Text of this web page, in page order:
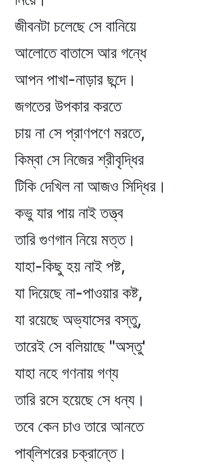
জীবনটা চলেছে সে বানিয়ে
আলোতে বাতাসে আর গন্ধে
আপন পাখা-নাড়ার ছন্দে।
জগতের উপকার করতে
চায় না সে প্রাণপণে মরতে,
কিম্বা সে নিজের শ্রীবৃদ্ধির
টিকি দেখিল না আজও সিদ্ধির।
কভু যার পায় নাই তত্ত্ব
তারি গুণগান নিয়ে মত্ত।
যাহা-কিছু হয় নাই পষ্ট,
যা দিয়েছে না-পাওয়ার কষ্ট,
যা রয়েছে অভ্যাসের বস্তু,
তারেই সে বলিয়াছে "অস্তু'
যাহা নহে গণনায় গণ্য
তারি রসে হয়েছে সে ধন্য।
তবে কেন চাও তারে আনতে
পাব্‌লিশরের চক্রান্তে।